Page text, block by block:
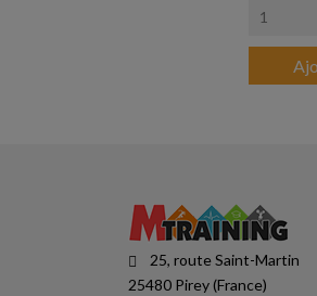
25, route Saint-Martin
25480 Pirey (France)